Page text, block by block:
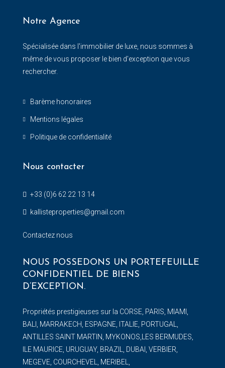
Notre Agence
Spécialisée dans l'immobilier de luxe, nous sommes à
même de vous proposer le bien d'exception que vous
rechercher.
Barème honoraires
Mentions légales
Politique de confidentialité
Nous contacter
+33 (0)6 62 22 13 14
kallisteproperties@gmail.com
Contactez nous
NOUS POSSEDONS UN PORTEFEUILLE
CONFIDENTIEL DE BIENS
D’EXCEPTION.
Propriétés prestigieuses sur la CORSE, PARIS, MIAMI,
BALI, MARRAKECH, ESPAGNE, ITALIE, PORTUGAL,
ANTILLES SAINT MARTIN, MYKONOS,LES BERMUDES,
ILE MAURICE, URUGUAY, BRAZIL, DUBAI, VERBIER,
MEGEVE, COURCHEVEL, MERIBEL,